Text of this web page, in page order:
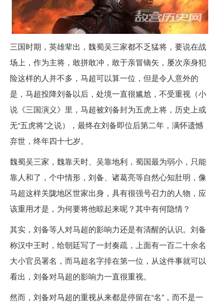
三国时期，英雄辈出，魏蜀吴三家都不乏猛将，要说在战
场上，作为主将，敢拼敢冲，敢于亲冒镝矢，屡次亲身犯
险这样的人并不多，马超可以算一位，但是令人意外的
是，马超投降刘备以后，处境一直很尴尬，不受重视（小
说《三国演义》里，马超被刘备封为五虎上将，历史上或
无“五虎将”之说），最终在刘备即位后第二年，满怀遗憾
弃世，终年四十七岁。
魏蜀吴三家，魏靠天时、吴靠地利，蜀国最为弱小，只能
靠人和了，个中情形，刘备、诸葛亮等自然心知肚明，像
马超这样关陇地区世家出身，具有很强号召力的人物，应
该重用才是，为何要将他晾起来呢？其中有何隐情？
其实，刘备等人对马超的影响力还是有清醒的认识。刘备
称汉中王时，给朝廷写了一封奏疏，上面有一百二十余名
大小官员署名，而马超名字排在第一位，从这件事就可以
看出，刘备对马超的影响力一直很重视。
然而，刘备对马超的重视从来都是停留在“名”，而不是一